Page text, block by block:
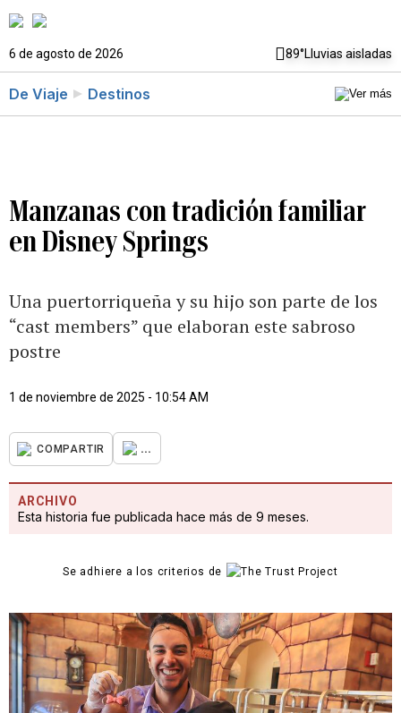
6 de agosto de 2026 89°Lluvias aisladas
De Viaje Destinos
Manzanas con tradición familiar
en Disney Springs
Una puertorriqueña y su hijo son parte de los
“cast members” que elaboran este sabroso
postre
1 de noviembre de 2025 - 10:54 AM
COMPARTIR ...
ARCHIVO
Esta historia fue publicada hace más de 9 meses.
Se adhiere a los criterios de